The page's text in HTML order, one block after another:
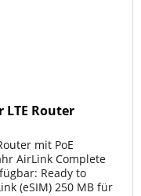
LTE Router
mit PoE
AirLink Complete
Ready to
(eSIM) 250 MB für